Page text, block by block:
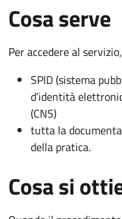
Cosa serve
Per accedere al
SPID (sistema
d’identità
(CNS)
tutta la
della pratica.
Cosa si